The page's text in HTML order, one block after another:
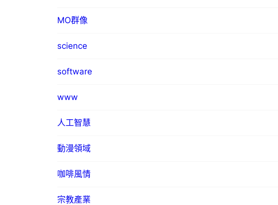
MO群像
science
software
www
人工智慧
動漫領域
咖啡風情
宗教產業